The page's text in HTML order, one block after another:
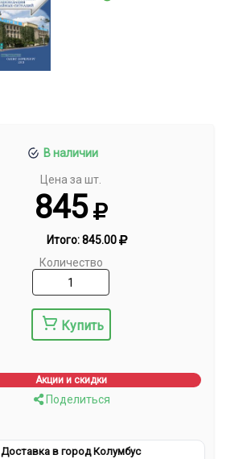
В наличии
Цена за шт.
845
Итого:845.00
Количество
Купить
Акции и скидки
Поделиться
Доставка в город Колумбус